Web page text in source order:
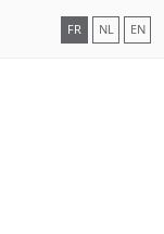
FR NL EN